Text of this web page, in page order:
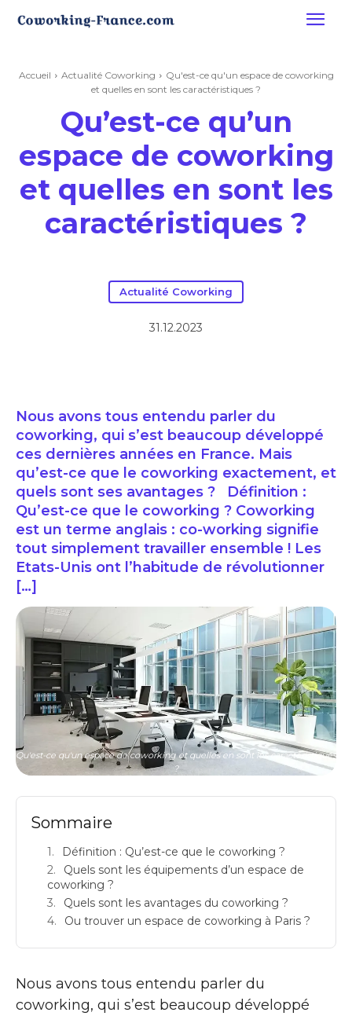
Accueil Actualité Coworking
Qu'est-ce qu'un espace de coworking
et quelles en sont les caractéristiques ?
Qu’est-ce qu’un
espace de coworking
et quelles en sont les
caractéristiques ?
Actualité Coworking
31.12.2023
Nous avons tous entendu parler du
coworking, qui s’est beaucoup développé
ces dernières années en France. Mais
qu’est-ce que le coworking exactement, et
quels sont ses avantages ? Définition :
Qu’est-ce que le coworking ? Coworking
est un terme anglais : co-working signifie
tout simplement travailler ensemble ! Les
Etats-Unis ont l’habitude de révolutionner
[…]
Qu'est-ce qu'un espace de coworking et quelles en sont les caractéristiques
?
Sommaire
Définition : Qu’est-ce que le coworking ?
Quels sont les équipements d’un espace de
coworking ?
Quels sont les avantages du coworking ?
Ou trouver un espace de coworking à Paris ?
Nous avons tous entendu parler du
coworking, qui s’est beaucoup développé